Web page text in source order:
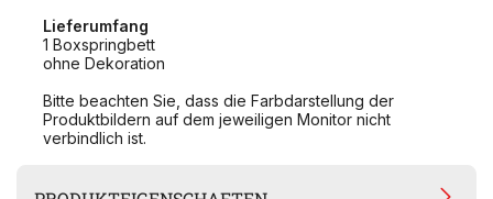
Lieferumfang
1 Boxspringbett
ohne Dekoration
Bitte beachten Sie, dass die Farbdarstellung der
Produktbildern auf dem jeweiligen Monitor nicht
verbindlich ist.